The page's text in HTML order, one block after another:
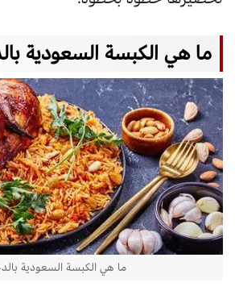
ما هي الكبسة السعودية
ما هي الكبسة السعودية